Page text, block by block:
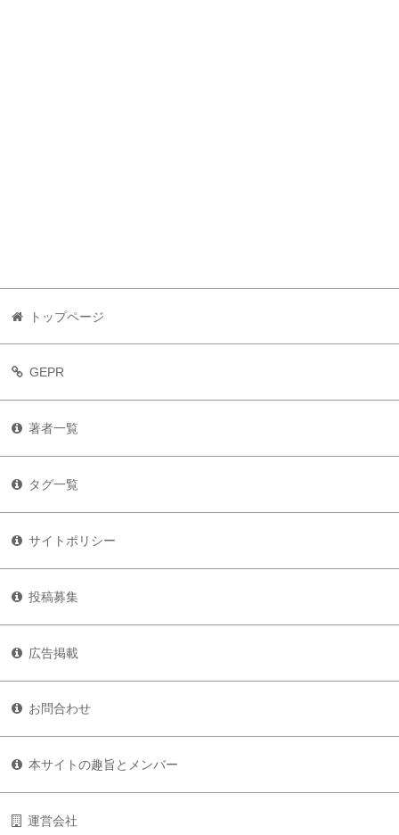
トップページ
GEPR
著者一覧
タグ一覧
サイトポリシー
投稿募集
広告掲載
お問合わせ
本サイトの趣旨とメンバー
運営会社